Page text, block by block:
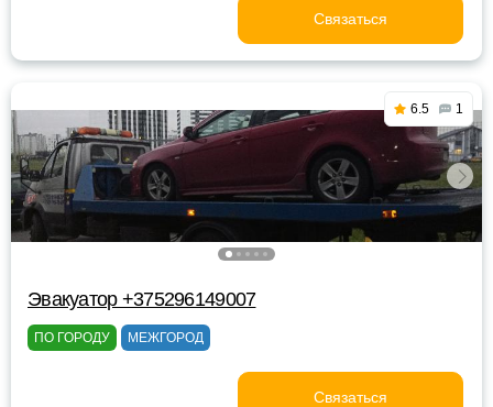
Связаться
6.5 1
Эвакуатор +375296149007
ПО ГОРОДУ МЕЖГОРОД
Связаться